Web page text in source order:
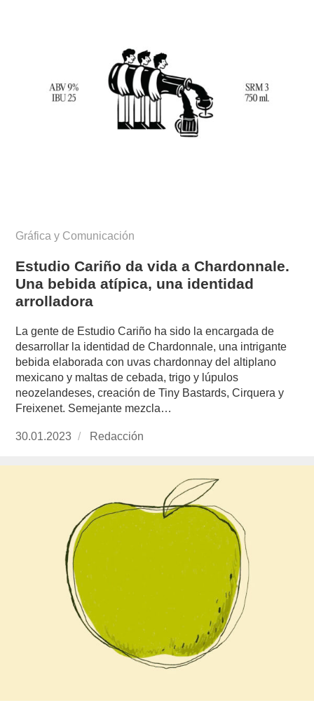
Gráfica y Comunicación
Estudio Cariño da vida a Chardonnale.
Una bebida atípica, una identidad
arrolladora
La gente de Estudio Cariño ha sido la encargada de
desarrollar la identidad de Chardonnale, una intrigante
bebida elaborada con uvas chardonnay del altiplano
mexicano y maltas de cebada, trigo y lúpulos
neozelandeses, creación de Tiny Bastards, Cirquera y
Freixenet. Semejante mezcla…
Publicado
30.01.2023 https://www.experimenta.es/author/redaccion/
Redacción